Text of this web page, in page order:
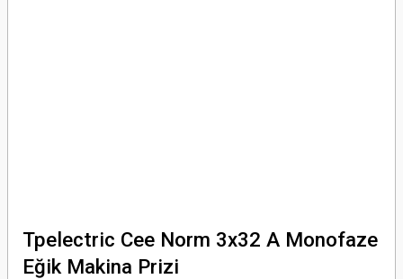
Tpelectric Cee Norm 3x32 A Monofaze
Eğik Makina Prizi